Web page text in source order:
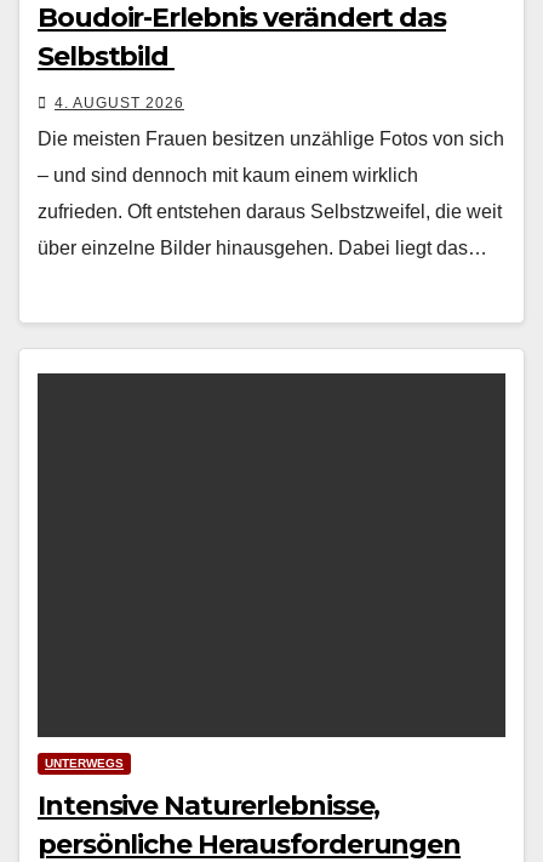
Boudoir-Erlebnis verändert das
Selbstbild
4. AUGUST 2026
Die meis­ten Frauen besitzen unzäh­lige Fotos von sich
– und sind den­noch mit kaum einem wirk­lich
zufrieden. Oft entste­hen daraus Selb­stzweifel, die weit
über einzelne Bilder hin­aus­ge­hen. Dabei liegt das…
UNTERWEGS
Intensive Naturerlebnisse,
persönliche Herausforderungen